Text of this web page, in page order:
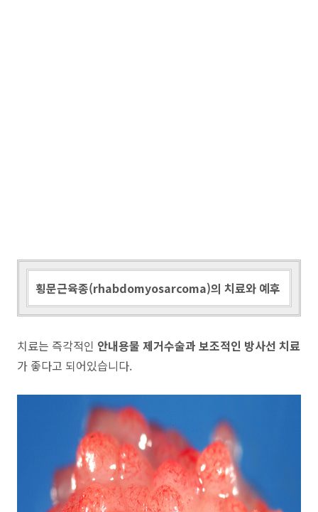
횡문근육종(rhabdomyosarcoma)의 치료와 예후
치료는 즉각적인 안내용물 제거수술과 보조적인 방사선 치료
가 좋다고 되어있습니다.